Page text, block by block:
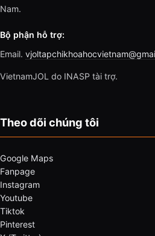
Nam.
Bộ phận hỗ trợ:
Email.
VietnamJOL do INASP tài trợ.
Theo dõi chúng tôi
Google Maps
Fanpage
Instagram
Youtube
Tiktok
Pinterest